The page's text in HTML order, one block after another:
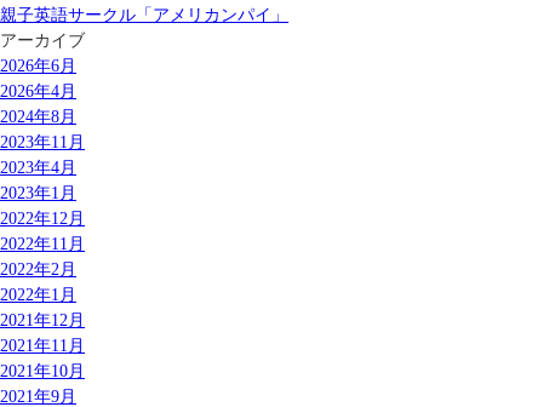
親子英語サークル「アメリカンパイ」
アーカイブ
2026年6月
2026年4月
2024年8月
2023年11月
2023年4月
2023年1月
2022年12月
2022年11月
2022年2月
2022年1月
2021年12月
2021年11月
2021年10月
2021年9月